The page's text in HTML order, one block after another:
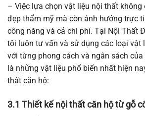
– Việc lựa chọn vật liệu nội thất không
đẹp thẩm mỹ mà còn ảnh hưởng trực
công năng và cả chi phí. Tại Nội Thất
tôi luôn tư vấn và sử dụng các loại vật
với từng phong cách và ngân sách
là những vật liệu phổ biến nhất hiện
thất căn hộ:
3.1 Thiết kế nội thất căn hộ từ gỗ